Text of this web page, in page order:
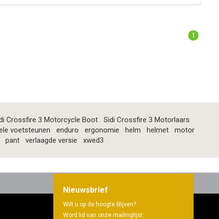
1
Crossfire 3 Motorcycle Boot
Sidi Crossfire 3 Motorlaars
voetsteunen enduro ergonomie helm helmet
motor
pant verlaagde versie xwed3
Nieuwsbrief
Wilt u op de hoogte blijven?
Word lid van onze mailinglijst: